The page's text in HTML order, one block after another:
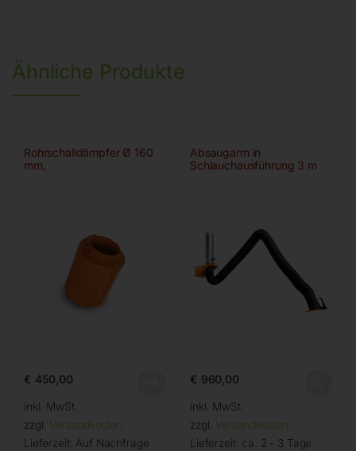
Ähnliche Produkte
Rohrschalldämpfer Ø 160
mm,
€ 450,00
inkl. MwSt.
zzgl. Versandkosten
Lieferzeit: Auf Nachfrage
Absaugarm in
Schlauchausführung 3 m
€ 960,00
inkl. MwSt.
zzgl. Versandkosten
Lieferzeit: ca. 2 - 3 Tage